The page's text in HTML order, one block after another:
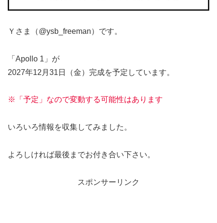
Ｙさま（@ysb_freeman）です。
「Apollo 1」が
2027年12月31日（金）完成を予定しています。
※「予定」なので変動する可能性はあります
いろいろ情報を収集してみました。
よろしければ最後までお付き合い下さい。
スポンサーリンク